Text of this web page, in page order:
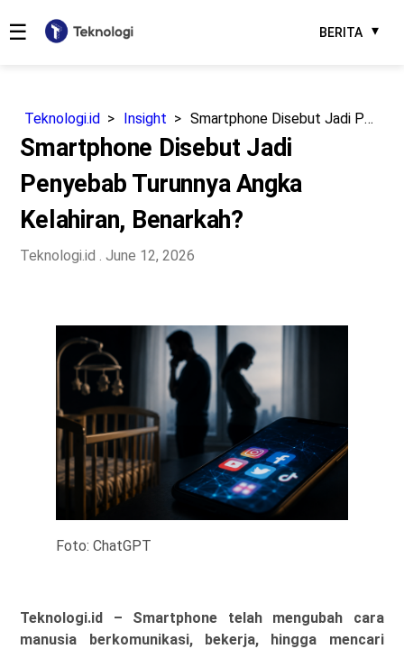
☰ BERITA
Teknologi.id Insight Smartphone Disebut Jadi Penyebab Turunnya Angka Kelahiran, Benarkah?
Smartphone Disebut Jadi
Penyebab Turunnya Angka
Kelahiran, Benarkah?
Teknologi.id . June 12, 2026
Foto: ChatGPT
Teknologi.id – Smartphone telah mengubah cara
manusia berkomunikasi, bekerja, hingga mencari